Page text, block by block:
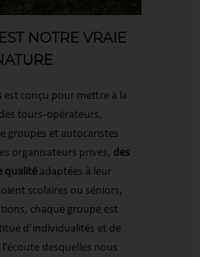
NOTRE VRAIE
est conçu pour mettre à la
tours-opérateurs,
groupes et autocaristes
organisateurs privés, des
qualité adaptées à leur
scolaires ou séniors,
chaque groupe est
d’individualités et de
desquelles nous